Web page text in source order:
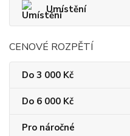
Umístění
CENOVÉ ROZPĚTÍ
Do 3 000 Kč
Do 6 000 Kč
Pro náročné